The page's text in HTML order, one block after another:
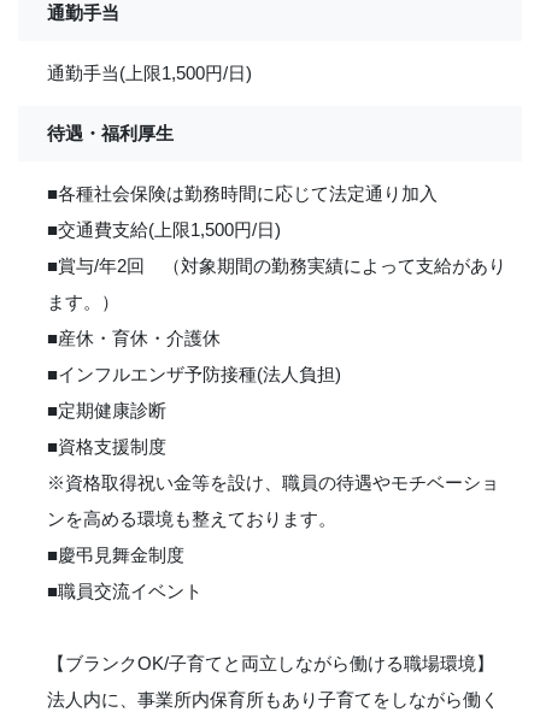
通勤手当
通勤手当(上限1,500円/日)
待遇・福利厚生
■各種社会保険は勤務時間に応じて法定通り加入
■交通費支給(上限1,500円/日)
■賞与/年2回 （対象期間の勤務実績によって支給があり
ます。）
■産休・育休・介護休
■インフルエンザ予防接種(法人負担)
■定期健康診断
■資格支援制度
※資格取得祝い金等を設け、職員の待遇やモチベーショ
ンを高める環境も整えております。
■慶弔見舞金制度
■職員交流イベント
【ブランクOK/子育てと両立しながら働ける職場環境】
法人内に、事業所内保育所もあり子育てをしながら働く